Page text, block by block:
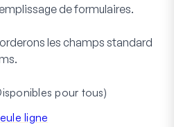
de formulaires.
les champs standard
pour tous)
ligne